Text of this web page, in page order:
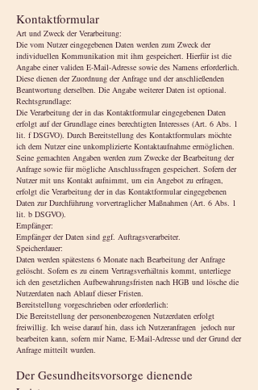
Kontaktformular
Art und Zweck der Verarbeitung:
Die vom Nutzer eingegebenen Daten werden zum Zweck der
individuellen Kommunikation mit ihm gespeichert. Hierfür ist die
Angabe einer validen E-Mail-Adresse sowie des Namens erforderlich.
Diese dienen der Zuordnung der Anfrage und der anschließenden
Beantwortung derselben. Die Angabe weiterer Daten ist optional.
Rechtsgrundlage:
Die Verarbeitung der in das Kontaktformular eingegebenen Daten
erfolgt auf der Grundlage eines berechtigten Interesses (Art. 6 Abs. 1
lit. f DSGVO). Durch Bereitstellung des Kontaktformulars möchte
ich dem Nutzer eine unkomplizierte Kontaktaufnahme ermöglichen.
Seine gemachten Angaben werden zum Zwecke der Bearbeitung der
Anfrage sowie für mögliche Anschlussfragen gespeichert. Sofern der
Nutzer mit uns Kontakt aufnimmt, um ein Angebot zu erfragen,
erfolgt die Verarbeitung der in das Kontaktformular eingegebenen
Daten zur Durchführung vorvertraglicher Maßnahmen (Art. 6 Abs. 1
lit. b DSGVO).
Empfänger:
Empfänger der Daten sind ggf. Auftragsverarbeiter.
Speicherdauer:
Daten werden spätestens 6 Monate nach Bearbeitung der Anfrage
gelöscht. Sofern es zu einem Vertragsverhältnis kommt, unterliege
ich den gesetzlichen Aufbewahrungsfristen nach HGB und lösche die
Nutzerdaten nach Ablauf dieser Fristen.
Bereitstellung vorgeschrieben oder erforderlich:
Die Bereitstellung der personenbezogenen Nutzerdaten erfolgt
freiwillig. Ich weise darauf hin, dass ich Nutzeranfragen jedoch nur
bearbeiten kann, sofern mir Name, E-Mail-Adresse und der Grund der
Anfrage mitteilt wurden.
Der Gesundheitsvorsorge dienende